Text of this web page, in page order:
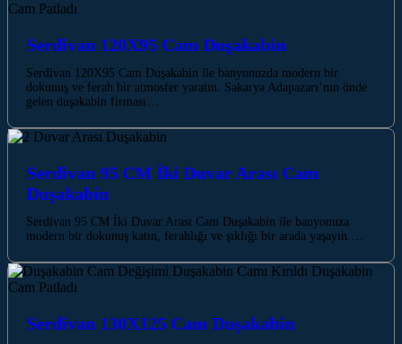
Serdivan 120X95 Cam Duşakabin
Serdivan 120X95 Cam Duşakabin ile banyonuzda modern bir
dokunuş ve ferah bir atmosfer yaratın. Sakarya Adapazarı’nın önde
gelen duşakabin firması…
Serdivan 95 CM İki Duvar Arası Cam
Duşakabin
Serdivan 95 CM İki Duvar Arası Cam Duşakabin ile banyonuza
modern bir dokunuş katın, ferahlığı ve şıklığı bir arada yaşayın.…
Serdivan 130X125 Cam Duşakabin